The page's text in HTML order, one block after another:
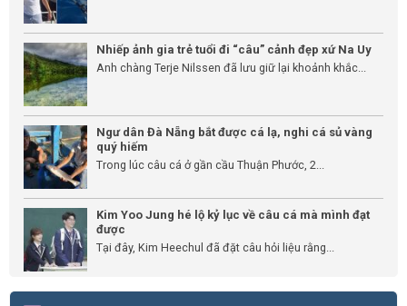
Nhiếp ảnh gia trẻ tuổi đi “câu” cảnh đẹp xứ Na Uy
Anh chàng Terje Nilssen đã lưu giữ lại khoảnh khắc...
Ngư dân Đà Nẵng bắt được cá lạ, nghi cá sủ vàng
quý hiếm
Trong lúc câu cá ở gần cầu Thuận Phước, 2...
Kim Yoo Jung hé lộ kỷ lục về câu cá mà mình đạt
được
Tại đây, Kim Heechul đã đặt câu hỏi liệu rằng...